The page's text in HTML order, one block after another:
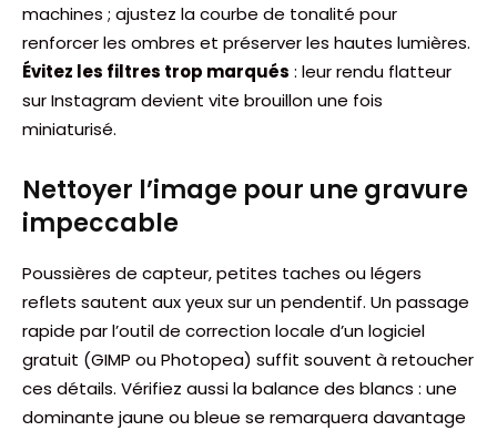
machines ; ajustez la courbe de tonalité pour
renforcer les ombres et préserver les hautes lumières.
Évitez les filtres trop marqués : leur rendu flatteur
sur Instagram devient vite brouillon une fois
miniaturisé.
Nettoyer l’image pour une gravure
impeccable
Poussières de capteur, petites taches ou légers
reflets sautent aux yeux sur un pendentif. Un passage
rapide par l’outil de correction locale d’un logiciel
gratuit (GIMP ou Photopea) suffit souvent à retoucher
ces détails. Vérifiez aussi la balance des blancs : une
dominante jaune ou bleue se remarquera davantage